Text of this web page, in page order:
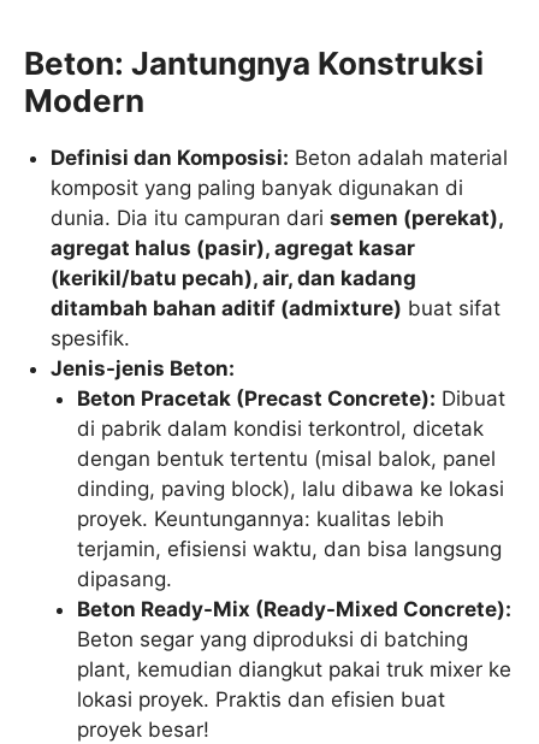
Beton: Jantungnya Konstruksi
Modern
Definisi dan Komposisi: Beton adalah material
komposit yang paling banyak digunakan di
dunia. Dia itu campuran darisemen (perekat),
agregat halus (pasir), agregat kasar
(kerikil/batu pecah), air, dan kadang
ditambah bahan aditif (admixture) buat sifat
spesifik.
Jenis-jenis Beton:
Beton Pracetak (Precast Concrete): Dibuat
di pabrik dalam kondisi terkontrol, dicetak
dengan bentuk tertentu (misal balok, panel
dinding, paving block), lalu dibawa ke lokasi
proyek. Keuntungannya: kualitas lebih
terjamin, efisiensi waktu, dan bisa langsung
dipasang.
Beton Ready-Mix (Ready-Mixed Concrete):
Beton segar yang diproduksi di batching
plant, kemudian diangkut pakai truk mixer ke
lokasi proyek. Praktis dan efisien buat
proyek besar!